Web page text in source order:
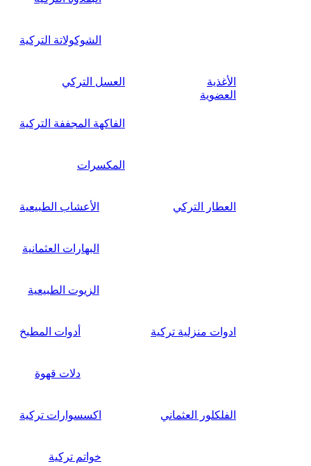
الشوكولاتة التركية
الأغذية
العضوية
العسل التركي
الفاكهة المجففة التركية
المكسرات
العطار التركي الأعشاب الطبيعية
البهارات العثمانية
الزيوت الطبيعية
ادوات منزلية تركية أدوات المطبخ
دلات قهوة
الفلكلور العثماني اكسسوارات تركية
خواتم تركية